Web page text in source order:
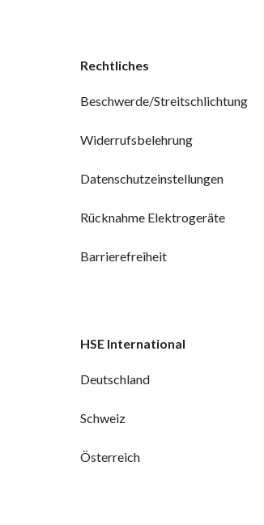
Rechtliches
Beschwerde/Streitschlichtung
Widerrufsbelehrung
Datenschutzeinstellungen
Rücknahme Elektrogeräte
Barrierefreiheit
HSE International
Deutschland
Schweiz
Österreich